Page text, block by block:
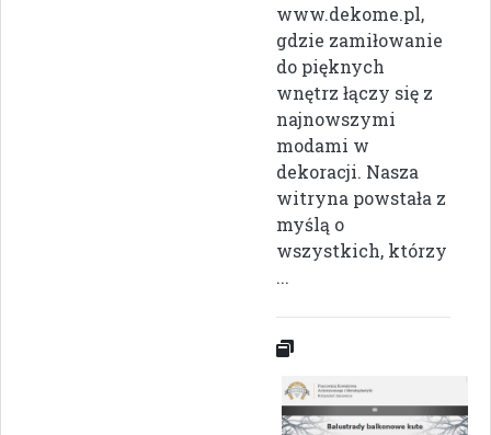
www.dekome.pl,
gdzie zamiłowanie
do pięknych
wnętrz łączy się z
najnowszymi
modami w
dekoracji. Nasza
witryna powstała z
myślą o
wszystkich, którzy
...